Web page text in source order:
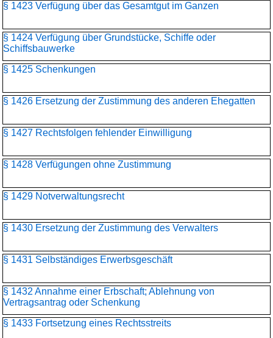
§ 1423 Verfügung über das Gesamtgut im Ganzen
§ 1424 Verfügung über Grundstücke, Schiffe oder
Schiffsbauwerke
§ 1425 Schenkungen
§ 1426 Ersetzung der Zustimmung des anderen Ehegatten
§ 1427 Rechtsfolgen fehlender Einwilligung
§ 1428 Verfügungen ohne Zustimmung
§ 1429 Notverwaltungsrecht
§ 1430 Ersetzung der Zustimmung des Verwalters
§ 1431 Selbständiges Erwerbsgeschäft
§ 1432 Annahme einer Erbschaft; Ablehnung von
Vertragsantrag oder Schenkung
§ 1433 Fortsetzung eines Rechtsstreits